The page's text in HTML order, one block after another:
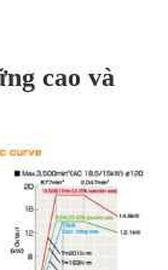
cao và